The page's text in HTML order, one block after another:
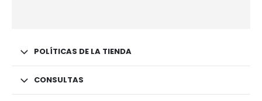
POLÍTICAS DE LA TIENDA
CONSULTAS